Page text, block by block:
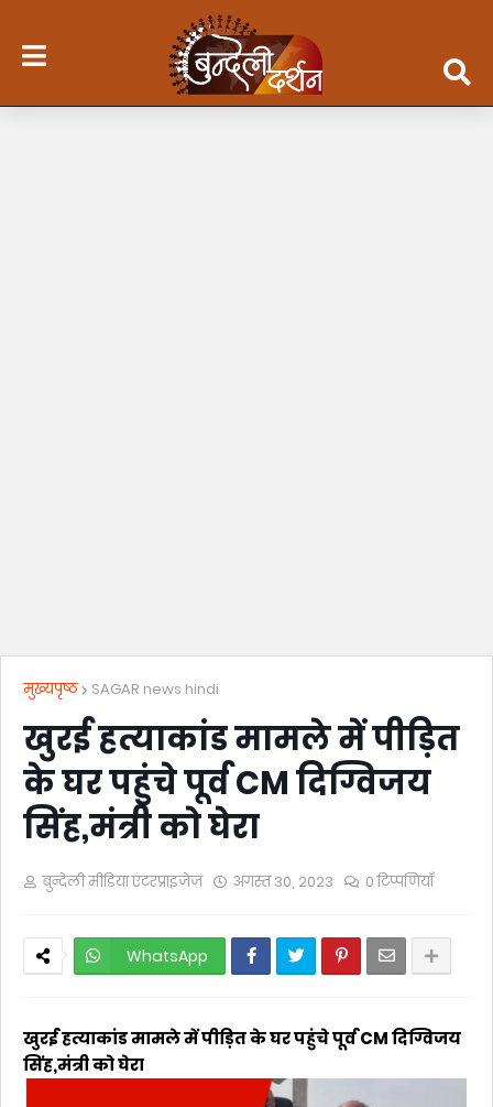
मुख्यपृष्ठ SAGAR news hindi
खुरई हत्याकांड मामले में पीड़ित
के घर पहुंचे पूर्व CM दिग्विजय
सिंह,मंत्री को घेरा
बुन्देली मीडिया एंटरप्राइजेज अगस्त 30, 2023 0 टिप्पणियाँ
WhatsApp
खुरई हत्याकांड मामले में पीड़ित के घर पहुंचे पूर्व CM दिग्विजय
सिंह,मंत्री को घेरा